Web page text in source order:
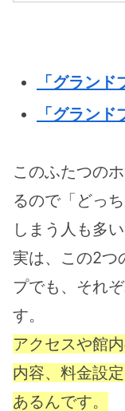
「グランド
「グランド
このふたつの
るので「どっ
しまう人も多い
実は、この2つ
プでも、それ
す。
アクセスや館
内容、料金設
あるんです。